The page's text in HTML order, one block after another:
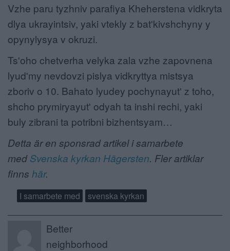
Vzhe paru tyzhniv parafiya Kheherstena vidkryta
dlya ukrayintsiv, yaki vtekly z batʹkivshchyny y
opynylysya v okruzi.
Tsʹoho chetverha velyka zala vzhe zapovnena
lyudʹmy nevdovzi pislya vidkryttya mistsya
zboriv o 10. Bahato lyudey pochynayutʹ z toho,
shcho prymiryayutʹ odyah ta inshi rechi, yaki
buly zibrani ta potribni bizhentsyam…
Detta är en sponsrad artikel i samarbete
med Svenska kyrkan Hägersten. Fler artiklar
finns här.
I samarbete med svenska kyrkan
Better
neighborhood